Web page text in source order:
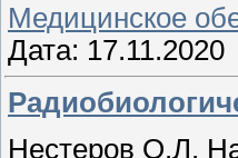
Медицинское
Дата: 17.11.2020
Нестеров О.Л.